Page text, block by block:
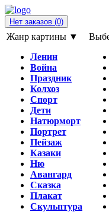
Нет заказов (0)
Жанр картины ▼
Ленин
Война
Праздник
Колхоз
Спорт
Дети
Натюрморт
Портрет
Пейзаж
Казаки
Ню
Авангард
Сказка
Плакат
Скульптура